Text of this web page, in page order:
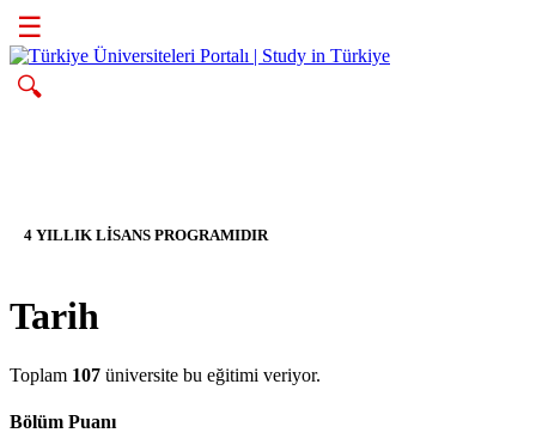
☰
🔍
4 YILLIK LİSANS PROGRAMIDIR
Tarih
Toplam 107 üniversite bu eğitimi veriyor.
Bölüm Puanı